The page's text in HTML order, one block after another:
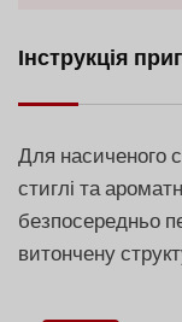
Інструкція
Для насиченого
стиглі та
безпосередньо
витончену